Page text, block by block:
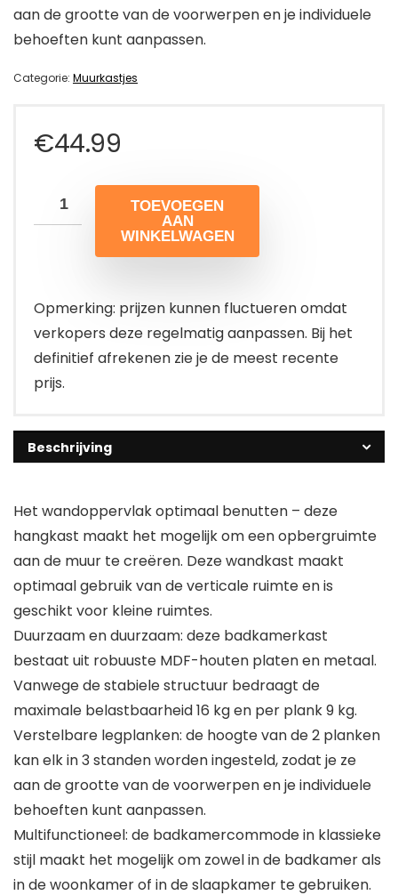
aan de grootte van de voorwerpen en je individuele
behoeften kunt aanpassen.
Categorie: Muurkastjes
€44.99
TOEVOEGEN
AAN
WINKELWAGEN
Opmerking: prijzen kunnen fluctueren omdat
verkopers deze regelmatig aanpassen. Bij het
definitief afrekenen zie je de meest recente
prijs.
Beschrijving
Het wandoppervlak optimaal benutten – deze
hangkast maakt het mogelijk om een opbergruimte
aan de muur te creëren. Deze wandkast maakt
optimaal gebruik van de verticale ruimte en is
geschikt voor kleine ruimtes.
Duurzaam en duurzaam: deze badkamerkast
bestaat uit robuuste MDF-houten platen en metaal.
Vanwege de stabiele structuur bedraagt de
maximale belastbaarheid 16 kg en per plank 9 kg.
Verstelbare legplanken: de hoogte van de 2 planken
kan elk in 3 standen worden ingesteld, zodat je ze
aan de grootte van de voorwerpen en je individuele
behoeften kunt aanpassen.
Multifunctioneel: de badkamercommode in klassieke
stijl maakt het mogelijk om zowel in de badkamer als
in de woonkamer of in de slaapkamer te gebruiken.